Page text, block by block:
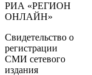
РИА «РЕГИОН
ОНЛАЙН»
Свидетельство о
регистрации
СМИ сетевого
издания